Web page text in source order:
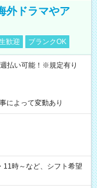
外ドラマやア
歓迎 ブランクOK
払い可能！※規定有り
よって変動あり
時～など、シフト希望